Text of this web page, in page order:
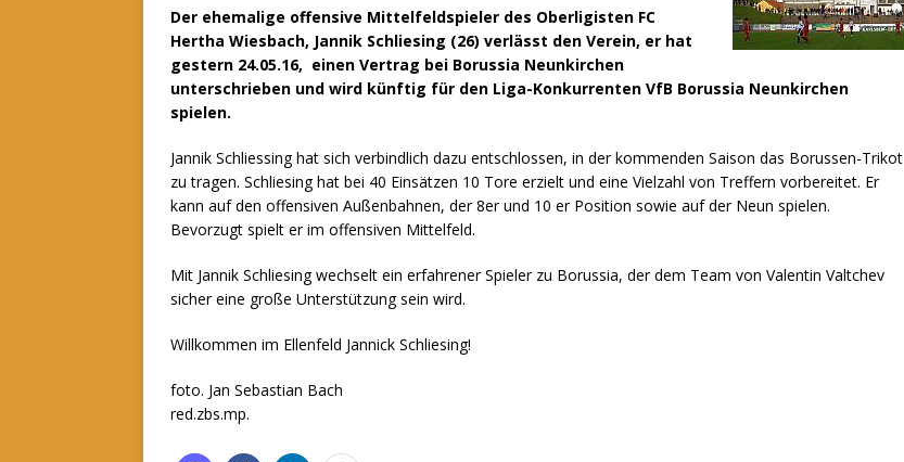
Der ehemalige offensive Mittelfeldspieler des Oberligisten FC
Hertha Wiesbach, Jannik Schliesing (26) verlässt den Verein, er hat
gestern 24.05.16, einen Vertrag bei Borussia Neunkirchen
unterschrieben und wird künftig für den Liga-Konkurrenten VfB Borussia Neunkirchen
spielen.
Jannik Schliessing hat sich verbindlich dazu entschlossen, in der kommenden Saison das Borussen-Trikot
zu tragen. Schliesing hat bei 40 Einsätzen 10 Tore erzielt und eine Vielzahl von Treffern vorbereitet. Er
kann auf den offensiven Außenbahnen, der 8er und 10 er Position sowie auf der Neun spielen.
Bevorzugt spielt er im offensiven Mittelfeld.
Mit Jannik Schliesing wechselt ein erfahrener Spieler zu Borussia, der dem Team von Valentin Valtchev
sicher eine große Unterstützung sein wird.
Willkommen im Ellenfeld Jannick Schliesing!
foto. Jan Sebastian Bach
red.zbs.mp.